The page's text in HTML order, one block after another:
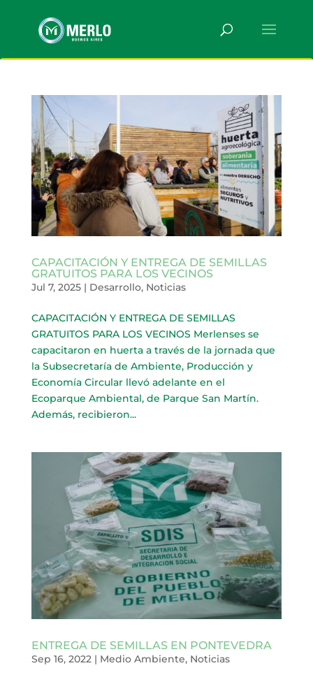
CAPACITACIÓN Y ENTREGA DE SEMILLAS
GRATUITOS PARA LOS VECINOS
Jul 7, 2025| Desarrollo, Noticias
CAPACITACIÓN Y ENTREGA DE SEMILLAS
GRATUITOS PARA LOS VECINOS Merlenses se
capacitaron en huerta a través de la jornada que
la Subsecretaría de Ambiente, Producción y
Economía Circular llevó adelante en el
Ecoparque Ambiental, de Parque San Martín.
Además, recibieron...
ENTREGA DE SEMILLAS EN PONTEVEDRA
Sep 16, 2022 | Medio Ambiente, Noticias